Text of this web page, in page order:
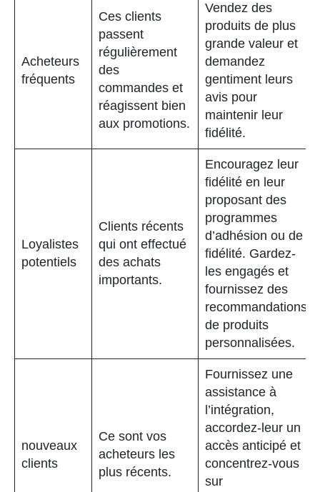
Acheteurs
fréquents
Ces clients
passent
régulièrement
des
commandes et
réagissent bien
aux promotions.
Vendez des
produits de plus
grande valeur et
demandez
gentiment leurs
avis pour
maintenir leur
fidélité.
Loyalistes
potentiels
Clients récents
qui ont effectué
des achats
importants.
Encouragez leur
fidélité en leur
proposant des
programmes
d’adhésion ou de
fidélité. Gardez-
les engagés et
fournissez des
recommandations
de produits
personnalisées.
nouveaux
clients
Ce sont vos
acheteurs les
plus récents.
Fournissez une
assistance à
l’intégration,
accordez-leur un
accès anticipé et
concentrez-vous
sur